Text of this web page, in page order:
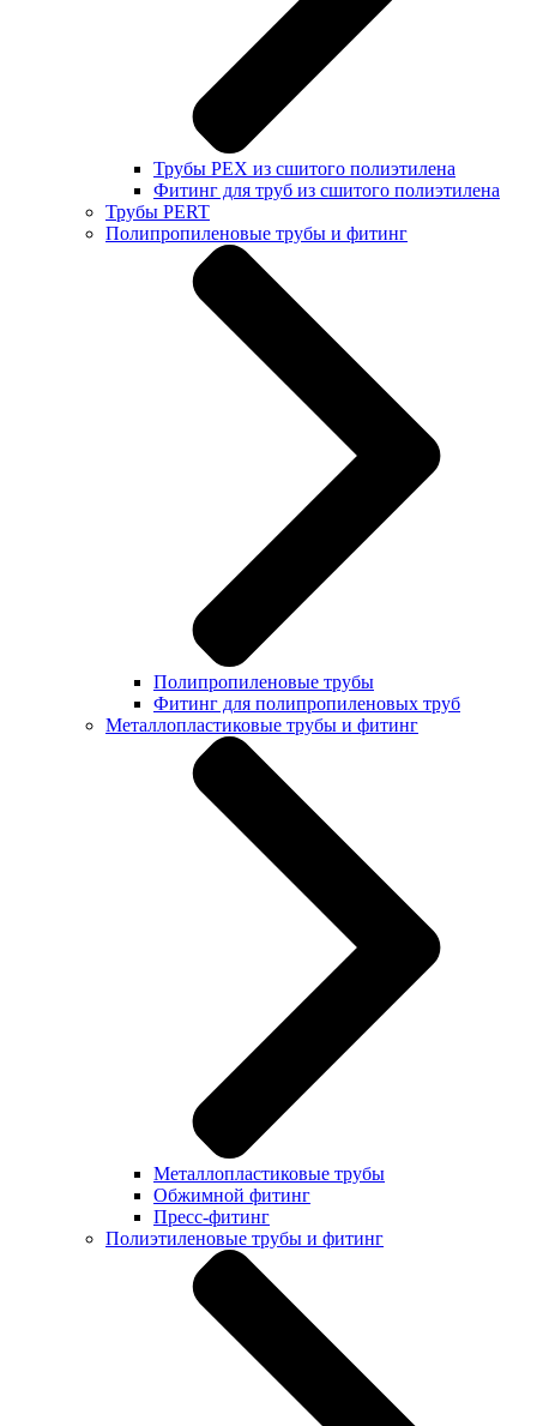
Трубы PEX из сшитого полиэтилена
Фитинг для труб из сшитого полиэтилена
Трубы PERT
Полипропиленовые трубы и фитинг
Полипропиленовые трубы
Фитинг для полипропиленовых труб
Металлопластиковые трубы и фитинг
Металлопластиковые трубы
Обжимной фитинг
Пресс-фитинг
Полиэтиленовые трубы и фитинг